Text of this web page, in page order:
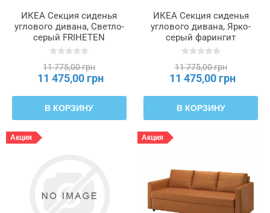
ИКЕА Секция сиденья
углового дивана, Светло-
серый FRIHETEN
ФРИХЕТЭН, 003.110.59
11 775,00 грн
11 475,00 грн
В КОРЗИНУ
ИКЕА Секция сиденья
углового дивана, Ярко-
серый фарингит
FRIHETEN ФРИХЕТЭН,
11 775,00 грн
11 475,00 грн
В КОРЗИНУ
Акция Акция